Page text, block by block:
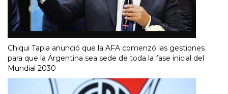
Chiqui Tapia anunció que la AFA comenzó las gestiones
para que la Argentina sea sede de toda la fase inicial del
Mundial 2030